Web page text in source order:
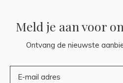
Meld je aan voor
Ontvang de nieuwste